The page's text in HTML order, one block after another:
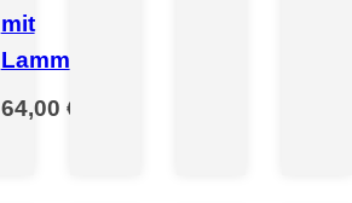
mit
Lamm
64,00 €